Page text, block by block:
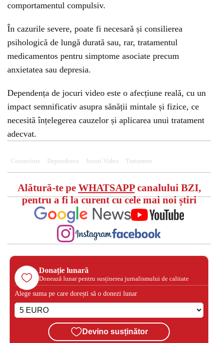
comportamentul compulsiv.
În cazurile severe, poate fi necesară și consilierea
psihologică de lungă durată sau, rar, tratamentul
medicamentos pentru simptome asociate precum
anxietatea sau depresia.
Dependența de jocuri video este o afecțiune reală, cu un
impact semnificativ asupra sănății mintale și fizice, ce
necesită înțelegerea cauzelor și aplicarea unui tratament
adecvat.
Consecinte Dependenta Jocuri Video Tratament
Alătură-te pe WHATSAPPcanalului BZI,
pentru a fi la curent cu cele mai noi știri
Donație lunară
Donează lunar pentru susținerea jurnalismului de calitate
Alege suma pe care dorești să o donezi lunar
Devino susținător